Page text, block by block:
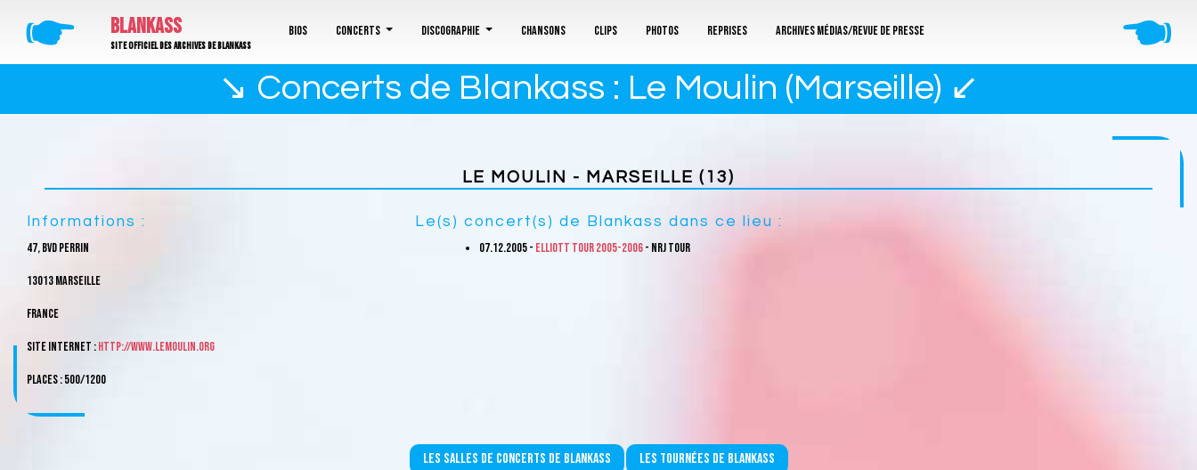
🖝 BLANKASS
Site officiel des archives de Blankass
Bios Concerts Discographie Chansons Clips Photos Reprises Archives médias/revue de presse 🖜
↘ Concerts de Blankass : Le Moulin (Marseille) ↙
LE MOULIN - MARSEILLE (13)
Informations :
47, bvd Perrin
13013 Marseille
France
Site internet :http://www.lemoulin.org
Places : 500/1200
Le(s) concert(s) de Blankass dans ce lieu :
07.12.2005 - Elliott Tour 2005-2006- NRJ Tour
Les salles de concerts de Blankass Les tournées de Blankass